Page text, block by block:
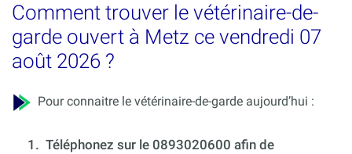
Comment trouver le vétérinaire-de-
garde ouvert à Metz ce vendredi 07
août 2026 ?
Pour connaitre le vétérinaire-de-garde aujourd’hui :
1. Téléphonez sur le 0893020600 afin de